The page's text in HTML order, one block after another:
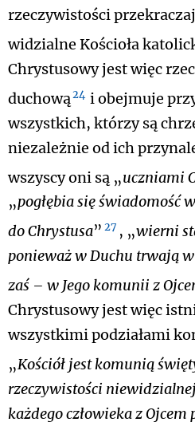
rzeczywistości
widzialne Kościoła
Chrystusowy jest więc
duchową24 i obejmuje
wszystkich, którzy są
niezależnie od ich
wszyscy oni są „uczniami
„pogłębia się świadomość
do Chrystusa” 27 , „wierni
ponieważ w Duchu trwają
zaś – w Jego komunii z
Chrystusowy jest więc
wszystkimi podziałami
„Kościół jest komunią
rzeczywistości
każdego człowieka z Ojcem